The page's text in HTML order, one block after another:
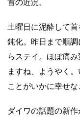
首の近況。
土曜日に泥酔して
鈍化。昨日まで順
らステイ。ほぼ痛
ますね、ようやく
ことがいかに幸せな
ダイワの話題の新作